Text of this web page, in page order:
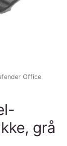
Office
grå